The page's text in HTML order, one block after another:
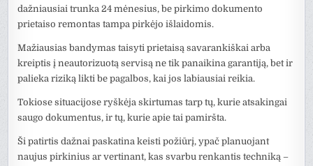
dažniausiai trunka 24 mėnesius, be pirkimo dokumento
prietaiso remontas tampa pirkėjo išlaidomis.
Mažiausias bandymas taisyti prietaisą savarankiškai arba
kreiptis į neautorizuotą servisą ne tik panaikina garantiją, bet ir
palieka riziką likti be pagalbos, kai jos labiausiai reikia.
Tokiose situacijose ryškėja skirtumas tarp tų, kurie atsakingai
saugo dokumentus, ir tų, kurie apie tai pamiršta.
Ši patirtis dažnai paskatina keisti požiūrį, ypač planuojant
naujus pirkinius ar vertinant, kas svarbu renkantis techniką –